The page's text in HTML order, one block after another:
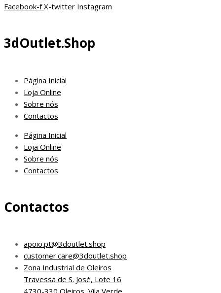
Facebook-f X-twitter Instagram
3dOutlet.Shop
Página Inicial
Loja Online
Sobre nós
Contactos
Página Inicial
Loja Online
Sobre nós
Contactos
Contactos
apoio.pt@3doutlet.shop
customer.care@3doutlet.shop
Zona Industrial de Oleiros
Travessa de S. José, Lote 16